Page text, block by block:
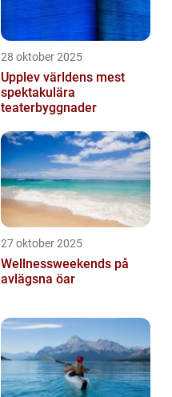
28 oktober 2025
Upplev världens mest
spektakulära
teaterbyggnader
27 oktober 2025
Wellnessweekends på
avlägsna öar